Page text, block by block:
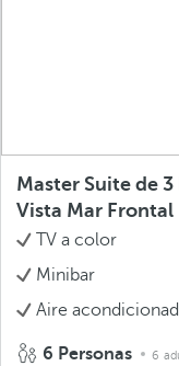
Master Suite de
Vista Mar Frontal
TV a color
Minibar
Aire
6 Personas 6